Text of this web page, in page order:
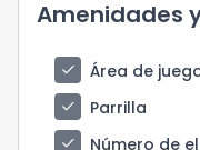
Amenidades
check
Área de
check
Parrilla
check
Número de